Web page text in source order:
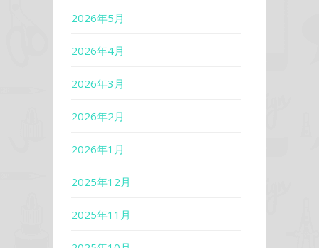
2026年5月
2026年4月
2026年3月
2026年2月
2026年1月
2025年12月
2025年11月